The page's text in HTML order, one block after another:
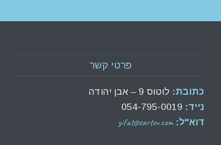
פרטי קשר
כתובת: לוטוס 9 – אבן יהודה
נייד: 054-795-0019
דוא"ל:yifat@sartov.com